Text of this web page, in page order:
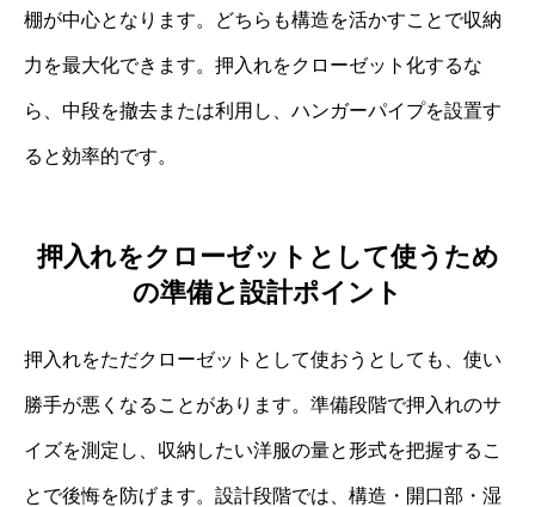
棚が中心となります。どちらも構造を活かすことで収納
力を最大化できます。押入れをクローゼット化するな
ら、中段を撤去または利用し、ハンガーパイプを設置す
ると効率的です。
押入れをクローゼットとして使うため
の準備と設計ポイント
押入れをただクローゼットとして使おうとしても、使い
勝手が悪くなることがあります。準備段階で押入れのサ
イズを測定し、収納したい洋服の量と形式を把握するこ
とで後悔を防げます。設計段階では、構造・開口部・湿